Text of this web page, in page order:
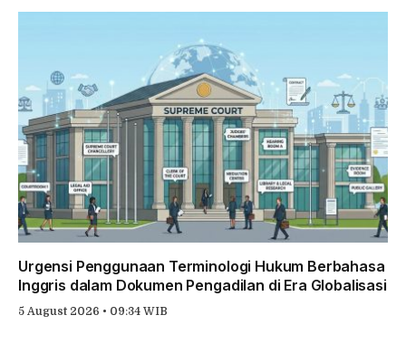
Urgensi Penggunaan Terminologi Hukum Berbahasa
Inggris dalam Dokumen Pengadilan di Era Globalisasi
5 August 2026 • 09:34 WIB